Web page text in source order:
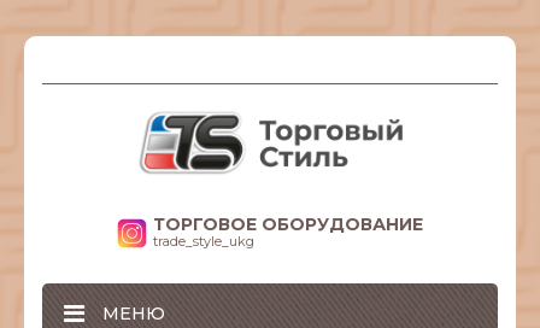
ТОРГОВОЕ ОБОРУДОВАНИЕ
trade_style_ukg
МЕНЮ